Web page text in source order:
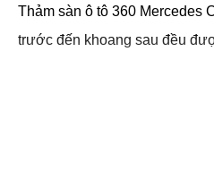
Thảm sàn ô tô 360 Mercedes
trước đến khoang sau đều